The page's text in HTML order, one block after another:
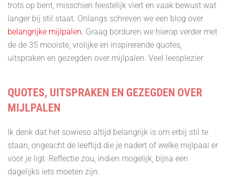
trots op bent, misschien feestelijk viert en vaak bewust wat
langer bij stil staat. Onlangs schreven we een blog over
belangrijke mijlpalen. Graag borduren we hierop verder met
de de 35 mooiste, vrolijke en inspirerende quotes,
uitspraken en gezegden over mijlpalen. Veel leesplezier.
QUOTES, UITSPRAKEN EN GEZEGDEN OVER
MIJLPALEN
Ik denk dat het sowieso altijd belangrijk is om erbij stil te
staan, ongeacht de leeftijd die je nadert of welke mijlpaal er
voor je ligt. Reflectie zou, indien mogelijk, bijna een
dagelijks iets moeten zijn.